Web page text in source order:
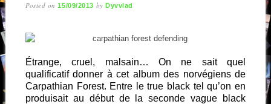
Posted on15/09/2013 byDyvvlad
Étrange, cruel, malsain… On ne sait quel
qualificatif donner à cet album des norvégiens de
Carpathian Forest. Entre le true black tel qu’on en
produisait au début de la seconde vague black